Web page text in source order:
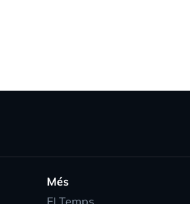
Més